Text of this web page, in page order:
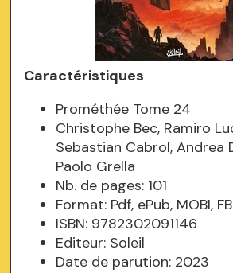
Caractéristiques
Prométhée Tome 24
Christophe Bec, Ramiro
Sebastian Cabrol, Andrea
Paolo Grella
Nb. de pages: 101
Format: Pdf, ePub, MOBI,
ISBN: 9782302091146
Editeur: Soleil
Date de parution: 2023